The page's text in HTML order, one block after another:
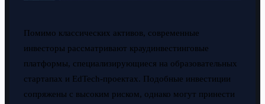
Помимо классических активов, современные
инвесторы рассматривают краудинвестинговые
платформы, специализирующиеся на образовательных
стартапах и EdTech-проектах. Подобные инвестиции
сопряжены с высоким риском, однако могут принести